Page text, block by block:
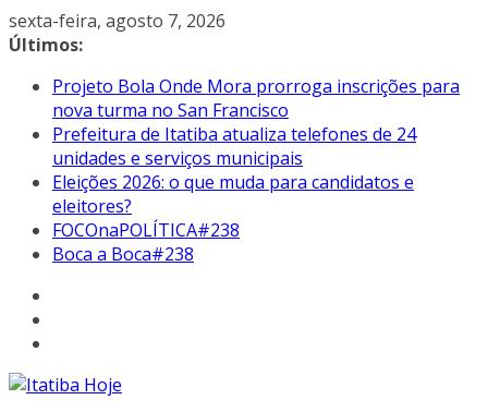
Pular
para
conteúdo
sexta-feira, agosto 7, 2026
Últimos:
Projeto Bola Onde Mora prorroga inscrições para
nova turma no San Francisco
Prefeitura de Itatiba atualiza telefones de 24
unidades e serviços municipais
Eleições 2026: o que muda para candidatos e
eleitores?
FOCOnaPOLÍTICA#238
Boca a Boca#238